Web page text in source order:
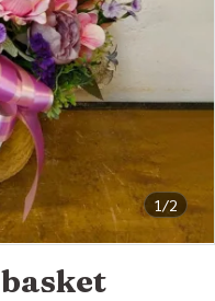
1/2